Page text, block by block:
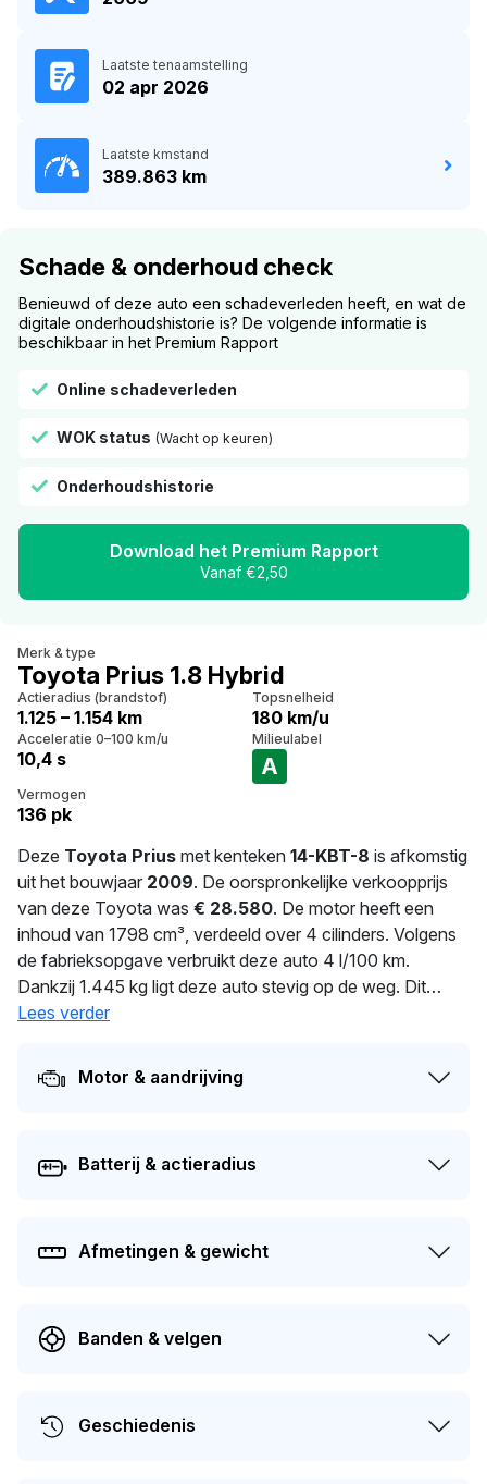
Laatste tenaamstelling
02 apr 2026
Laatste kmstand
389.863 km
Schade & onderhoud check
Benieuwd of deze auto een schadeverleden heeft, en wat de
digitale onderhoudshistorie is? De volgende informatie is
beschikbaar in het Premium Rapport
Online schadeverleden
WOK status (Wacht op keuren)
Onderhoudshistorie
Download het Premium Rapport
Vanaf €2,50
Merk & type
Toyota Prius 1.8 Hybrid
Actieradius (brandstof)
1.125 – 1.154 km
Topsnelheid
180 km/u
Acceleratie 0–100 km/u
10,4 s
Milieulabel
A
Vermogen
136 pk
Deze Toyota Prius met kenteken 14-KBT-8 is afkomstig
uit het bouwjaar 2009. De oorspronkelijke verkoopprijs
van deze Toyota was € 28.580. De motor heeft een
inhoud van 1798 cm³, verdeeld over 4 cilinders. Volgens
de fabrieksopgave verbruikt deze auto 4 l/100 km.
Dankzij 1.445 kg ligt deze auto stevig op de weg. Dit
voertuig is al
worden. Dit voertuig heeft 1 eigenaren gehad in het
verleden. De huidige dagwaarde van deze auto wordt
Lees verder
Motor & aandrijving
Batterij & actieradius
Afmetingen & gewicht
Banden & velgen
Geschiedenis